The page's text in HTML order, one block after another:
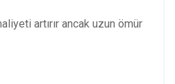
artırır ancak uzun ömür